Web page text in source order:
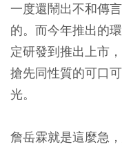
一度還鬧出不和傳
的。而今年推出的
定研發到推出上市
搶先同性質的可口
光。
詹岳霖就是這麼急